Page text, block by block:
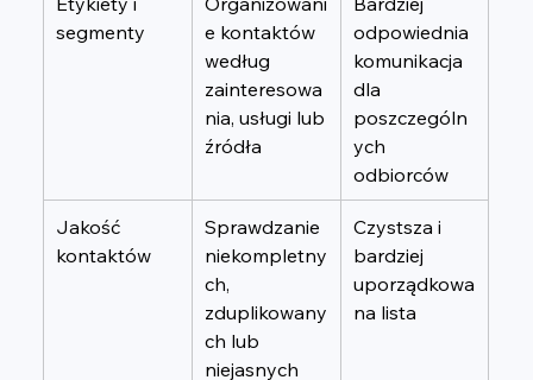
segmenty
e kontaktów
według
zainteresowa
nia, usługi lub
źródła
odpowiednia
komunikacja
dla
poszczególn
ych
odbiorców
Jakość
kontaktów
Sprawdzanie
niekompletny
ch,
zduplikowany
ch lub
niejasnych
Czystsza i
bardziej
uporządkowa
na lista